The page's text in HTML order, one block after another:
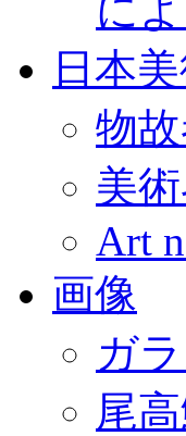
によ
日本
物
美
Art
画像
ガ
尾